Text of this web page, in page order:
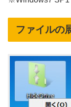
ファイルの